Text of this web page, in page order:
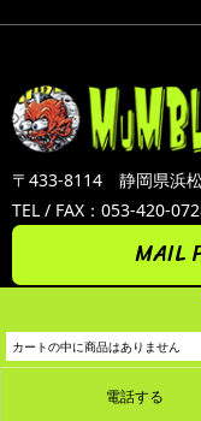
カートの中に商品はありません
〒433-8114 静岡県浜
TEL / FAX：053-420-
MAIL
カラーミーショップ Copyright
電話する